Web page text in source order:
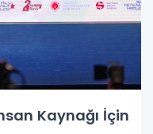
Kaynağı İçin